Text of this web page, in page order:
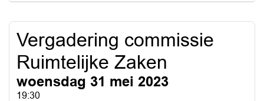
Vergadering commissie
Ruimtelijke Zaken
woensdag 31 mei 2023
19:30